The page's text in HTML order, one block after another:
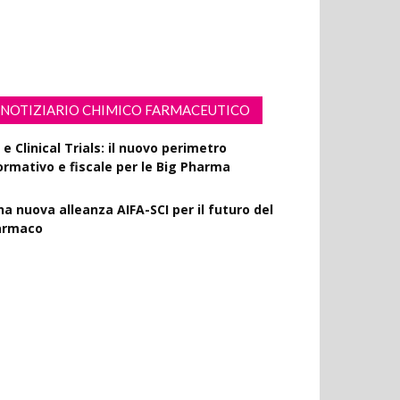
NOTIZIARIO CHIMICO FARMACEUTICO
e Clinical Trials: il nuovo perimetro
e fiscale per le Big Pharma
nuova alleanza AIFA-SCI per il futuro del